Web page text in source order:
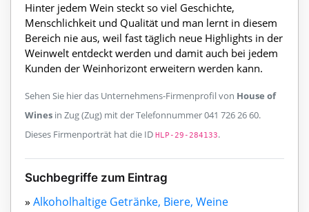
Hinter jedem Wein steckt so viel Geschichte,
Menschlichkeit und Qualität und man lernt in diesem
Bereich nie aus, weil fast täglich neue Highlights in der
Weinwelt entdeckt werden und damit auch bei jedem
Kunden der Weinhorizont erweitern werden kann.
Sehen Sie hier das Unternehmens-Firmenprofil von House of
Wines in Zug (Zug) mit der Telefonnummer 041 726 26 60.
Dieses Firmenporträt hat die ID HLP-29-284133.
Suchbegriffe zum Eintrag
» Alkoholhaltige Getränke, Biere, Weine